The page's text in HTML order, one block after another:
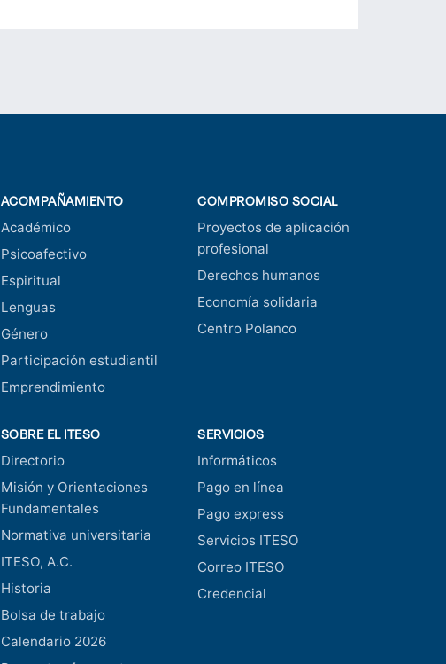
ACOMPAÑAMIENTO
Académico
Psicoafectivo
Espiritual
Lenguas
Género
Participación estudiantil
Emprendimiento
COMPROMISO SOCIAL
Proyectos de aplicación
profesional
Derechos humanos
Economía solidaria
Centro Polanco
SOBRE EL ITESO
Directorio
Misión y Orientaciones
Fundamentales
Normativa universitaria
ITESO, A.C.
Historia
Bolsa de trabajo
Calendario 2026
SERVICIOS
Informáticos
Pago en línea
Pago express
Servicios ITESO
Correo ITESO
Credencial